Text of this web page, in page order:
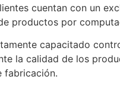
cuentan con un
productos por
capacitado
la calidad de los
fabricación.